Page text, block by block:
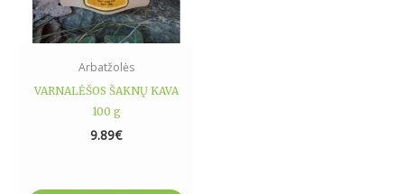
Arbatžolės
VARNALĖŠOS ŠAKNŲ KAVA
100 g
9.89€